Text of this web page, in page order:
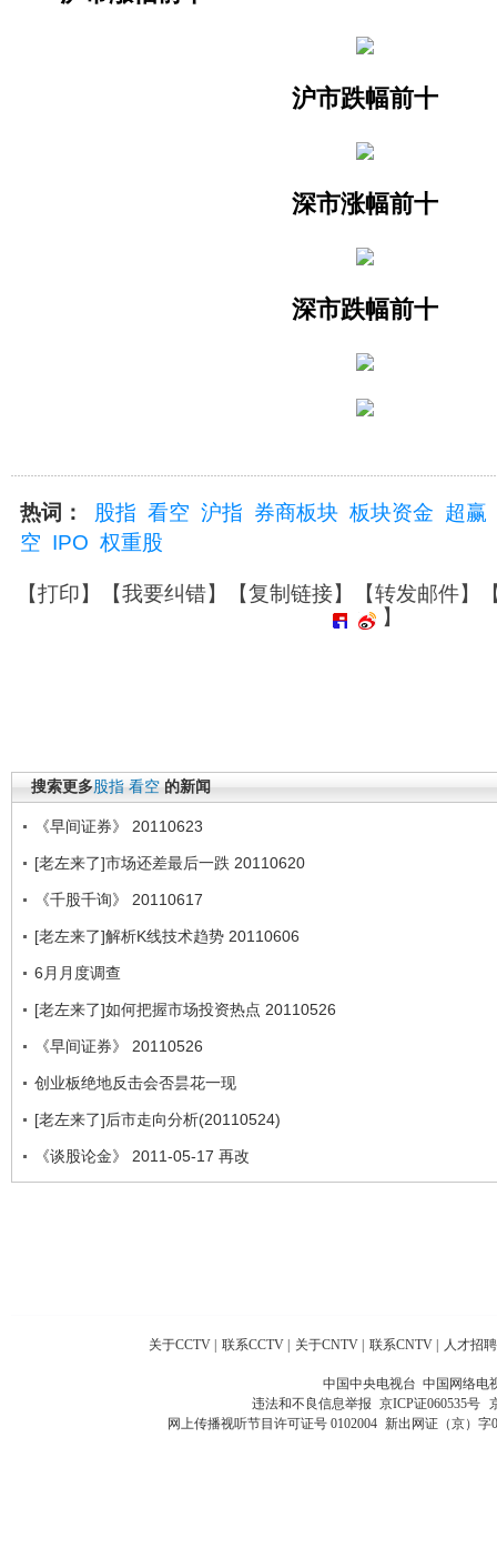
沪市跌幅前十
深市涨幅前十
深市跌幅前十
热词： 股指 看空 沪指 券商板块 板块资金 超赢
空 IPO 权重股
【打印】【我要纠错】【复制链接】【转发邮件】
】
搜索更多股指 看空 的新闻
《早间证券》 20110623
[老左来了]市场还差最后一跌 20110620
《千股千询》 20110617
[老左来了]解析K线技术趋势 20110606
6月月度调查
[老左来了]如何把握市场投资热点 20110526
《早间证券》 20110526
创业板绝地反击会否昙花一现
[老左来了]后市走向分析(20110524)
《谈股论金》 2011-05-17 再改
关于CCTV 联系CCTV 关于CNTV 联系CNTV 人才招聘
中国中央电视台 中国网络电
违法和不良信息举报 京ICP证060535号
网上传播视听节目许可证号 0102004 新出网证（京）